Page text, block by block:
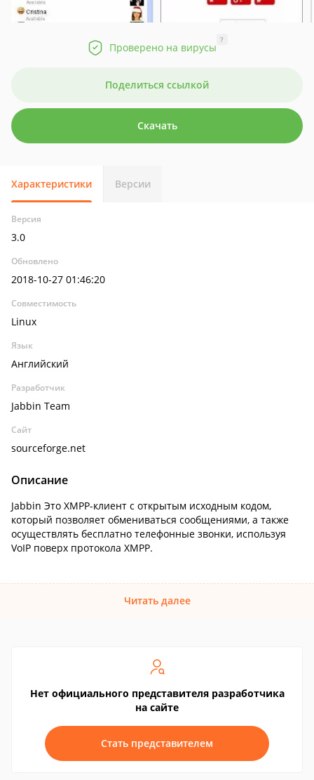
Проверено на вирусы
?
Поделиться ссылкой
Скачать
Характеристики Версии
Версия
3.0
Обновлено
2018-10-27 01:46:20
Совместимость
Linux
Язык
Английский
Разработчик
Jabbin Team
Сайт
sourceforge.net
Описание
Jabbin Это XMPP-клиент с открытым исходным кодом,
который позволяет обмениваться сообщениями, а также
осуществлять бесплатно телефонные звонки, используя
VoIP поверх протокола XMPP.
Читать далее
Нет официального представителя разработчика
на сайте
Стать представителем